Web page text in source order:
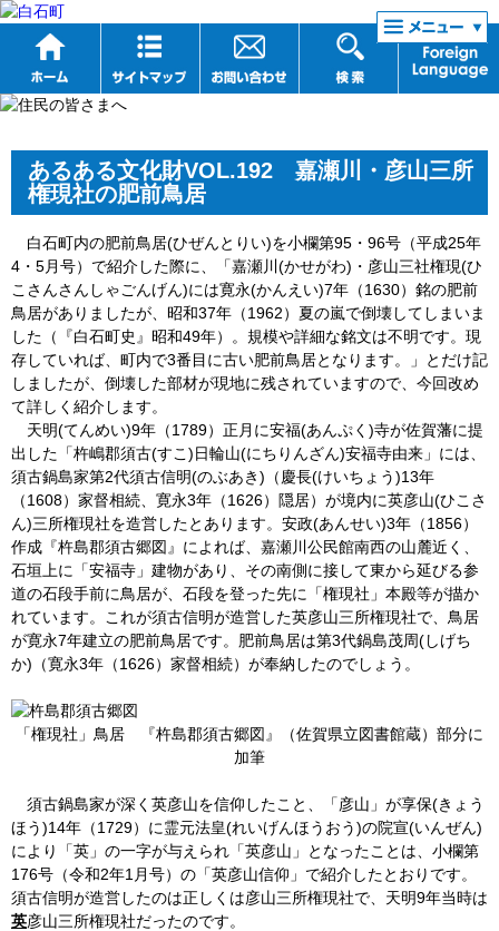
リンク集
あるある文化財VOL.192 嘉瀬川・彦山三所
権現社の肥前鳥居
白石町内の肥前鳥居(ひぜんとりい)を小欄第95・96号（平成25年
4・5月号）で紹介した際に、「嘉瀬川(かせがわ)・彦山三社権現(ひ
こさんさんしゃごんげん)には寛永(かんえい)7年（1630）銘の肥前
鳥居がありましたが、昭和37年（1962）夏の嵐で倒壊してしまいま
した（『白石町史』昭和49年）。規模や詳細な銘文は不明です。現
存していれば、町内で3番目に古い肥前鳥居となります。」とだけ記
しましたが、倒壊した部材が現地に残されていますので、今回改め
て詳しく紹介します。
天明(てんめい)9年（1789）正月に安福(あんぷく)寺が佐賀藩に提
出した「杵嶋郡須古(すこ)日輪山(にちりんざん)安福寺由来」には、
須古鍋島家第2代須古信明(のぶあき)（慶長(けいちょう)13年
（1608）家督相続、寛永3年（1626）隠居）が境内に英彦山(ひこさ
ん)三所権現社を造営したとあります。安政(あんせい)3年（1856）
作成『杵島郡須古郷図』によれば、嘉瀬川公民館南西の山麓近く、
石垣上に「安福寺」建物があり、その南側に接して東から延びる参
道の石段手前に鳥居が、石段を登った先に「権現社」本殿等が描か
れています。これが須古信明が造営した英彦山三所権現社で、鳥居
が寛永7年建立の肥前鳥居です。肥前鳥居は第3代鍋島茂周(しげち
か)（寛永3年（1626）家督相続）が奉納したのでしょう。
「権現社」鳥居 『杵島郡須古郷図』（佐賀県立図書館蔵）部分に
加筆
須古鍋島家が深く英彦山を信仰したこと、「彦山」が享保(きょう
ほう)14年（1729）に霊元法皇(れいげんほうおう)の院宣(いんぜん)
により「英」の一字が与えられ「英彦山」となったことは、小欄第
176号（令和2年1月号）の「英彦山信仰」で紹介したとおりです。
須古信明が造営したのは正しくは彦山三所権現社で、天明9年当時は
英彦山三所権現社だったのです。